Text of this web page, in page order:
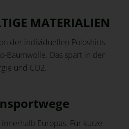
MATERIALIEN
der individuellen Poloshirts
Baumwolle. Das spart in der
und CO2.
Europas. Für kurze